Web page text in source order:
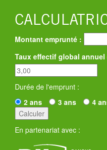
Montant emprunté :
Taux effectif global annuel
Durée de l'emprunt :
2 ans
3 ans 4
En partenariat avec :